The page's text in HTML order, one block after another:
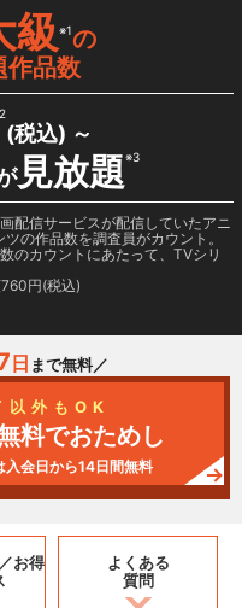
級※1の
作品数
(税込) ～
見放題※3
配信サービスが配信していたアニ
の作品数を調査員がカウント。
のカウントにあたって、TVシリ
円(税込)
日 まで無料／
以外もOK
料でおためし
会日から14日間無料
お得
よくある
質問